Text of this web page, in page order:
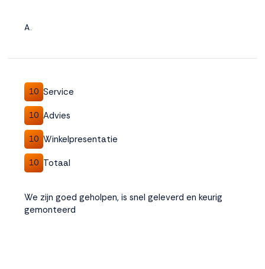
A.
10 Service
10 Advies
10 Winkelpresentatie
10 Totaal
We zijn goed geholpen, is snel geleverd en keurig
gemonteerd